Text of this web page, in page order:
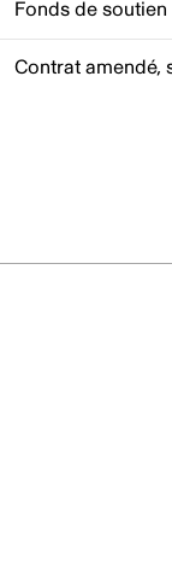
Fonds de soutien
Contrat amendé,